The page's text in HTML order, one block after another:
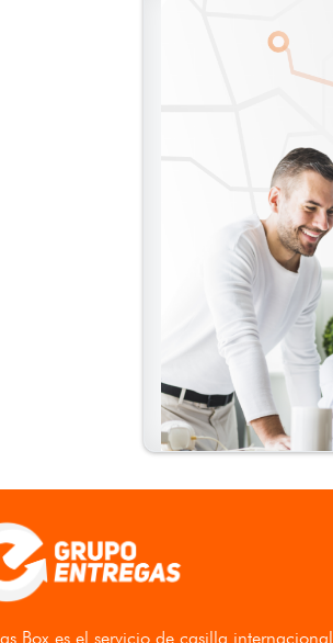
Box es el servicio de casilla internacional